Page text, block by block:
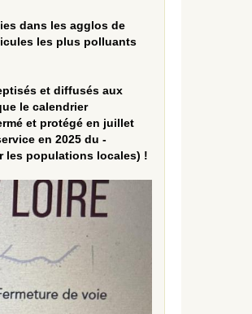
dans les agglos de
les plus polluants
et diffusés aux
le calendrier
et protégé en juillet
en 2025 du -
les populations locales) !